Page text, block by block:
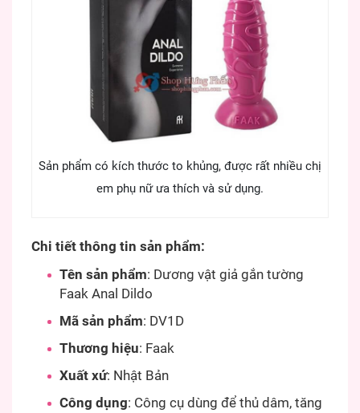
Sản phẩm có kích thước to khủng, được rất nhiều chị
em phụ nữ ưa thích và sử dụng.
Chi tiết thông tin sản phẩm:
Tên sản phẩm: Dương vật giả gắn tường
Faak Anal Dildo
Mã sản phẩm: DV1D
Thương hiệu: Faak
Xuất xứ: Nhật Bản
Công dụng: Công cụ dùng để thủ dâm, tăng